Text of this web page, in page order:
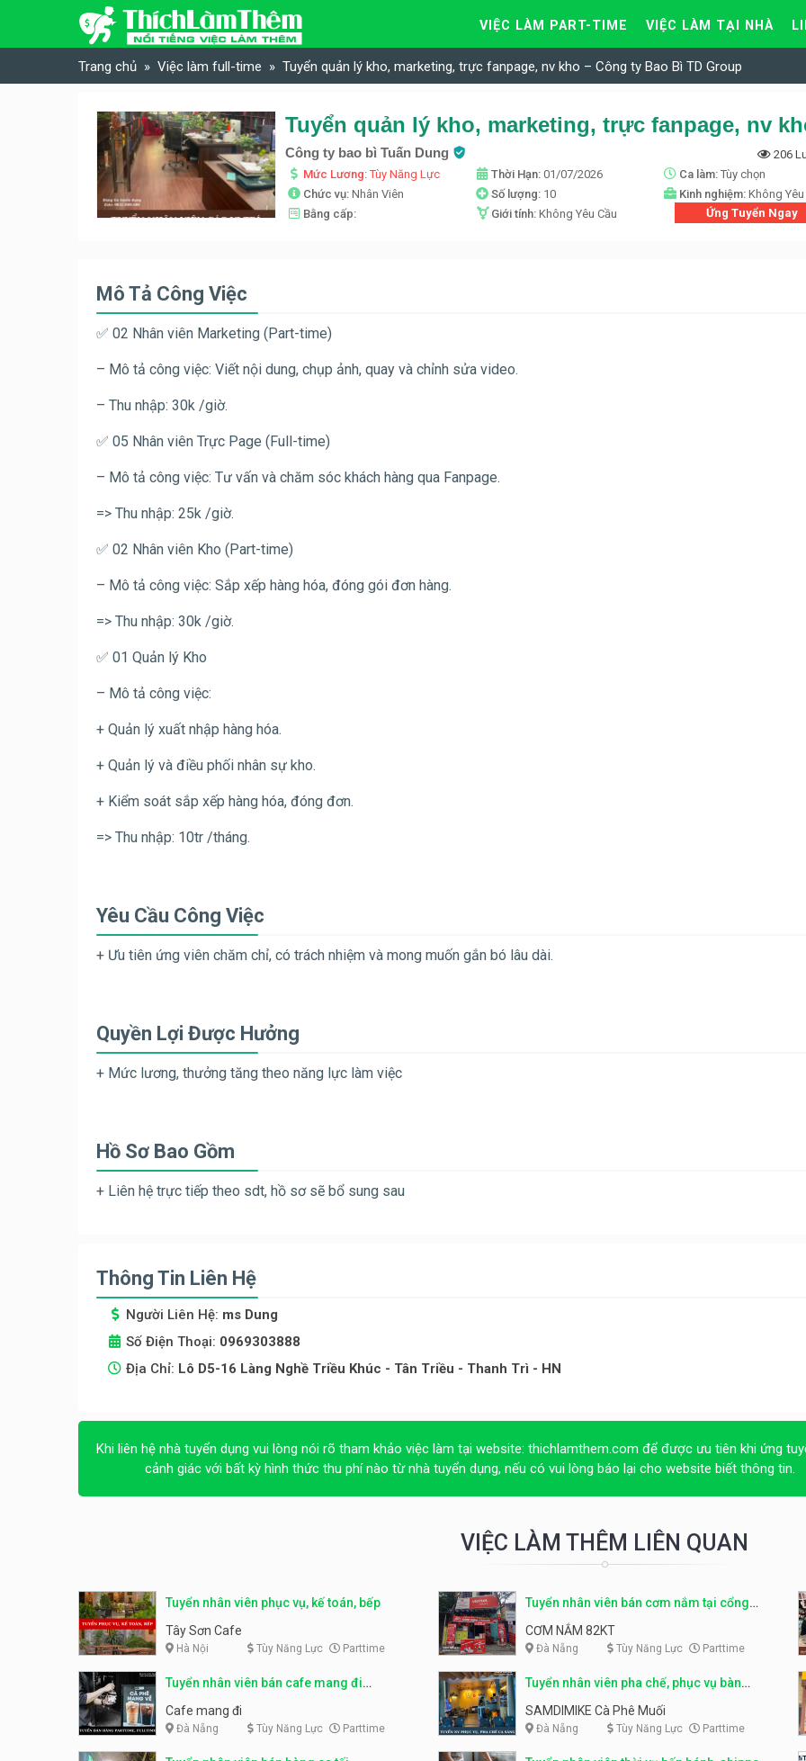
Skip to content
VIỆC LÀM PART-TIME VIỆC LÀM TẠI NHÀ
Trang chủ Việc làm full-time Tuyển quản lý kho, marketing, trực fanpage, nv kho – Công ty Bao Bì TD Group
Công ty bao bì Tuấn Dung
206
Mức Lương:Tùy Năng Lực Thời Hạn:01/07/2026 Ca làm:Tùy chọn
Chức vụ: Nhân Viên Số lượng: 10 Kinh nghiệm:Không Yêu
Bằng cấp:
Giới tính:Không Yêu Cầu Ứng Tuyển Ngay
Mô Tả Công Việc
✅ 02 Nhân viên Marketing (Part-time)
– Mô tả công việc: Viết nội dung, chụp ảnh, quay và chỉnh sửa video.
– Thu nhập: 30k /giờ.
✅ 05 Nhân viên Trực Page (Full-time)
– Mô tả công việc: Tư vấn và chăm sóc khách hàng qua Fanpage.
=> Thu nhập: 25k /giờ.
✅ 02 Nhân viên Kho (Part-time)
– Mô tả công việc: Sắp xếp hàng hóa, đóng gói đơn hàng.
=> Thu nhập: 30k /giờ.
✅ 01 Quản lý Kho
– Mô tả công việc:
+ Quản lý xuất nhập hàng hóa.
+ Quản lý và điều phối nhân sự kho.
+ Kiểm soát sắp xếp hàng hóa, đóng đơn.
=> Thu nhập: 10tr /tháng.
Yêu Cầu Công Việc
+ Ưu tiên ứng viên chăm chỉ, có trách nhiệm và mong muốn gắn bó lâu dài.
Quyền Lợi Được Hưởng
+ Mức lương, thưởng tăng theo năng lực làm việc
Hồ Sơ Bao Gồm
+ Liên hệ trực tiếp theo sdt, hồ sơ sẽ bổ sung sau
Thông Tin Liên Hệ
Người Liên Hệ: ms Dung
Số Điện Thoại: 0969303888
Địa Chỉ: Lô D5-16 Làng Nghề Triều Khúc - Tân Triều - Thanh Trì - HN
Khi liên hệ nhà tuyển dụng vui lòng nói rõ tham khảo việc làm tại website: thichlamthem.com để được ưu tiên khi ứng
cảnh giác với bất kỳ hình thức thu phí nào từ nhà tuyển dụng, nếu có vui lòng báo lại cho website biết thông tin.
VIỆC LÀM THÊM LIÊN QUAN
Tuyển nhân viên phục vụ, kế toán, bếp
Tây Sơn Cafe
Hà Nội Tùy Năng Lực Parttime
Tuyển nhân viên bán cơm nắm tại cổng
trường
CƠM NẮM 82KT
Đà Nẵng Tùy Năng Lực Parttime
Tuyển nhân viên bán cafe mang đi
parttime, fulltime
Cafe mang đi
Đà Nẵng Tùy Năng Lực Parttime
Tuyển nhân viên pha chế, phục vụ bàn
parttime
SAMDIMIKE Cà Phê Muối
Đà Nẵng Tùy Năng Lực Parttime